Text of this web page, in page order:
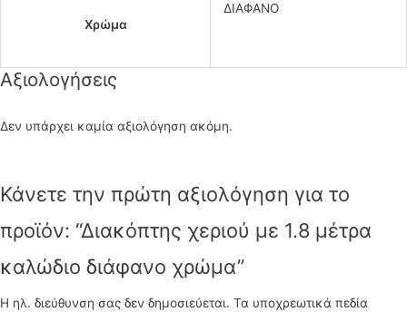
Χρώμα
ΔΙΑΦΑΝΟ
Αξιολογήσεις
Δεν υπάρχει καμία αξιολόγηση ακόμη.
Κάνετε την πρώτη αξιολόγηση για το
προϊόν: “Διακόπτης χεριού με 1.8 μέτρα
καλώδιο διάφανο χρώμα”
Η ηλ. διεύθυνση σας δεν δημοσιεύεται. Τα υποχρεωτικά πεδία